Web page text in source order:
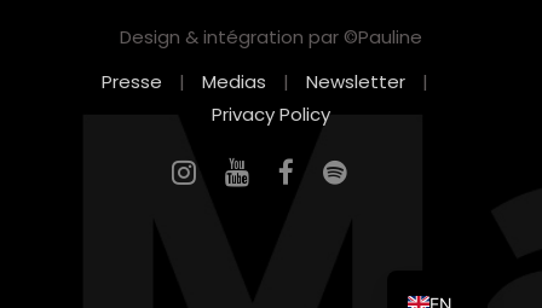
Design & intégration par ©Pauline
Presse
| Medias | Newsletter
|
Privacy Policy
EN